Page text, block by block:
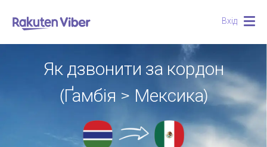
Вхід
Як дзвонити за кордон
(Ґамбія > Мексика)